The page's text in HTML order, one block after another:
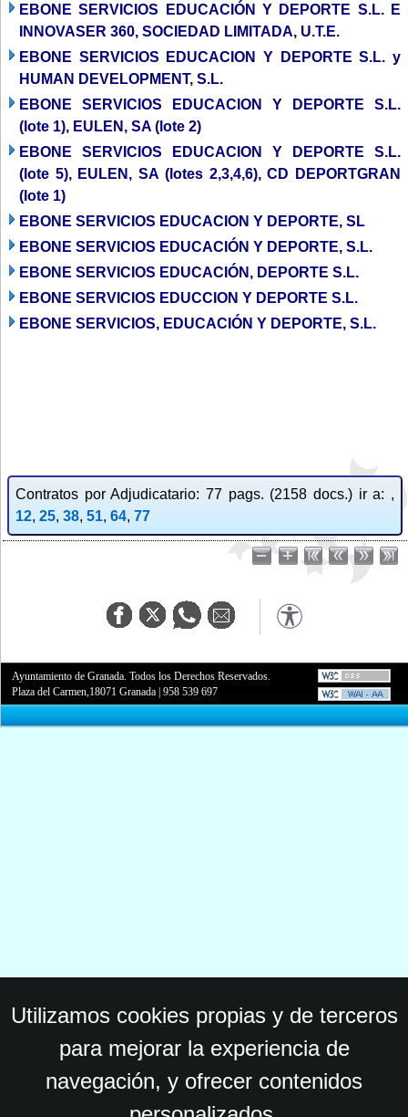
EBONE SERVICIOS EDUCACIÓN Y DEPORTE S.L. E
INNOVASER 360, SOCIEDAD LIMITADA, U.T.E.
EBONE SERVICIOS EDUCACION Y DEPORTE S.L. y
HUMAN DEVELOPMENT, S.L.
EBONE SERVICIOS EDUCACION Y DEPORTE S.L.
(lote 1), EULEN, SA (lote 2)
EBONE SERVICIOS EDUCACION Y DEPORTE S.L.
(lote 5), EULEN, SA (lotes 2,3,4,6), CD DEPORTGRAN
(lote 1)
EBONE SERVICIOS EDUCACION Y DEPORTE, SL
EBONE SERVICIOS EDUCACIÓN Y DEPORTE, S.L.
EBONE SERVICIOS EDUCACIÓN, DEPORTE S.L.
EBONE SERVICIOS EDUCCION Y DEPORTE S.L.
EBONE SERVICIOS, EDUCACIÓN Y DEPORTE, S.L.
Contratos por Adjudicatario: 77 pags. (2158 docs.) ir a: ,
12, 25, 38, 51, 64, 77
Ayuntamiento de Granada. Todos los Derechos Reservados.
Plaza del Carmen,18071 Granada |958 539 697
Utilizamos cookies propias y de terceros
para mejorar la experiencia de
navegación, y ofrecer contenidos